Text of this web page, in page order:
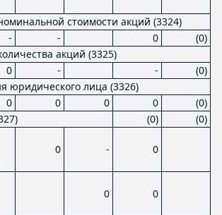
стоимости акций (3324)
- - 0
(0)
акций (3325)
0 - -
(0)
юридического лица (3326)
0 0 0 0
(0)
(0)
(0)
0 - 0
0 0